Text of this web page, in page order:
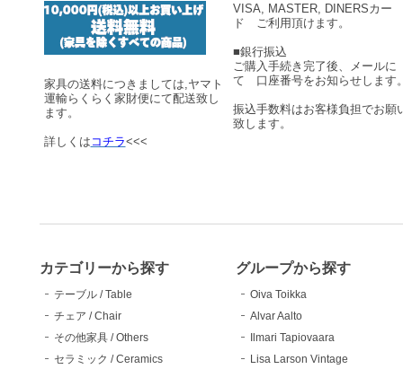
家具の送料につきましては,ヤマト
運輸らくらく家財便にて配送致し
ます。
詳しくは コチラ<<<
VISA, MASTER, DINERSカー
ド ご利用頂けます。
■銀行振込
ご購入手続き完了後、メールに
て 口座番号をお知らせします
振込手数料はお客様負担でお願
致します。
カテゴリーから探す
テーブル / Table
チェア / Chair
その他家具 / Others
セラミック / Ceramics
グループから探す
Oiva Toikka
Alvar Aalto
Ilmari Tapiovaara
Lisa Larson Vintage